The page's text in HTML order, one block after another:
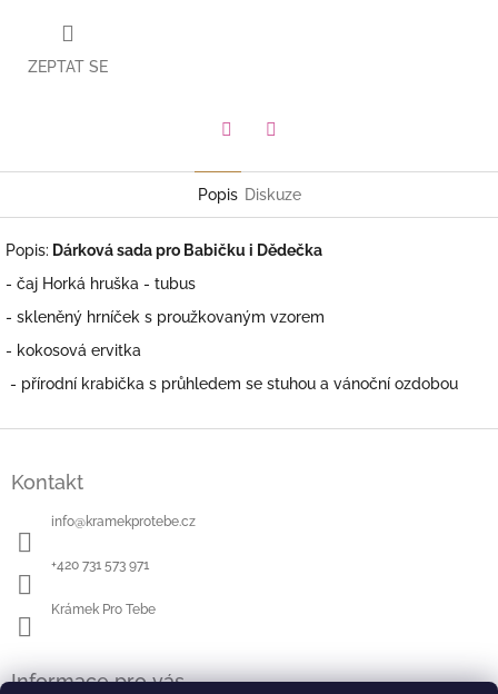
ZEPTAT SE
Popis Diskuze
Popis: Dárková sada pro Babičku i Dědečka
- čaj Horká hruška - tubus
- skleněný hrníček s proužkovaným vzorem
- kokosová ervitka
- přírodní krabička s průhledem se stuhou a vánoční ozdobou
Kontakt
info@kramekprotebe.cz
+420 731 573 971
Krámek Pro Tebe
Informace pro vás